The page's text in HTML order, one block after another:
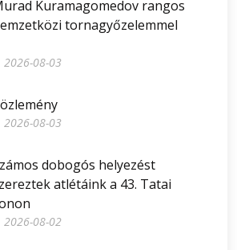
Kuramagomedov rangos
tornagyőzelemmel
2026-08-03
2026-08-03
dobogós helyezést
atlétáink a 43. Tatai
2026-08-02